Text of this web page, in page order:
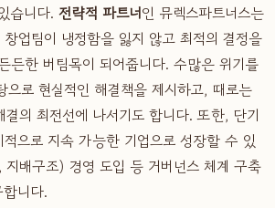
습니다. 전략적 파트너인 뮤렉스파트너스는
업팀이 냉정함을 잃지 않고 최적의 결정을
든한 버팀목이 되어줍니다. 수많은 위기를
로 현실적인 해결책을 제시하고, 때로는
의 최전선에 나서기도 합니다. 또한, 단기
으로 지속 가능한 기업으로 성장할 수 있
배구조) 경영 도입 등 거버넌스 체계 구축
니다.